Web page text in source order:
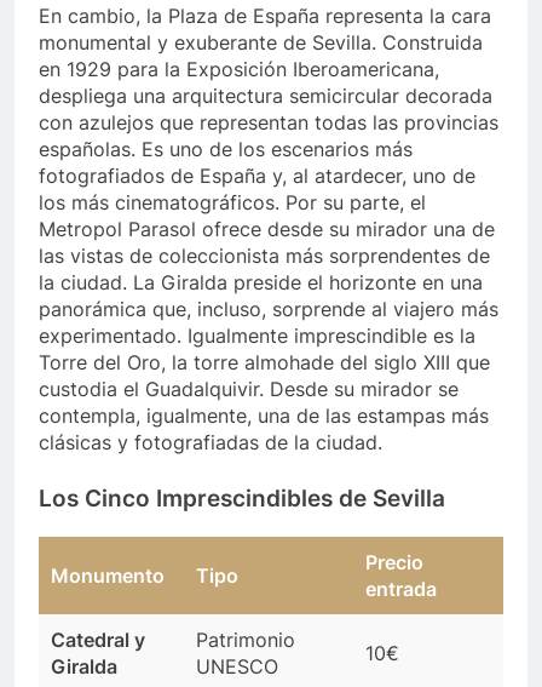
En cambio, la Plaza de España representa la cara
monumental y exuberante de Sevilla. Construida
en 1929 para la Exposición Iberoamericana,
despliega una arquitectura semicircular decorada
con azulejos que representan todas las provincias
españolas. Es uno de los escenarios más
fotografiados de España y, al atardecer, uno de
los más cinematográficos. Por su parte, el
Metropol Parasol ofrece desde su mirador una de
las vistas de coleccionista más sorprendentes de
la ciudad. La Giralda preside el horizonte en una
panorámica que, incluso, sorprende al viajero más
experimentado. Igualmente imprescindible es la
Torre del Oro, la torre almohade del siglo XIII que
custodia el Guadalquivir. Desde su mirador se
contempla, igualmente, una de las estampas más
clásicas y fotografiadas de la ciudad.
Los Cinco Imprescindibles de Sevilla
Monumento Tipo
Precio
entrada
Catedral y
Giralda
Patrimonio
UNESCO
10€